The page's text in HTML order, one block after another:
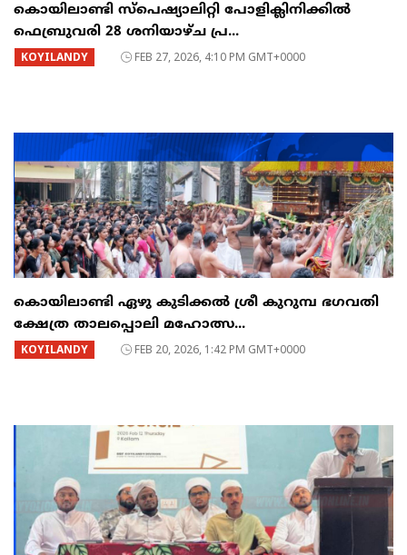
കൊയിലാണ്ടി സ്പെഷ്യാലിറ്റി പോളിക്ലിനിക്കിൽ
ഫെബ്രുവരി 28 ശനിയാഴ്ച പ്ര...
KOYILANDY FEB 27, 2026, 4:10 PM GMT+0000
കൊയിലാണ്ടി ഏഴു കുടിക്കൽ ശ്രീ കുറുമ്പ ഭഗവതി
ക്ഷേത്ര താലപ്പൊലി മഹോത്സ...
KOYILANDY FEB 20, 2026, 1:42 PM GMT+0000